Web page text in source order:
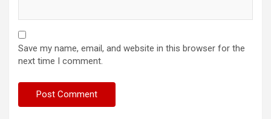
Save my name, email, and website in this browser for the
next time I comment.